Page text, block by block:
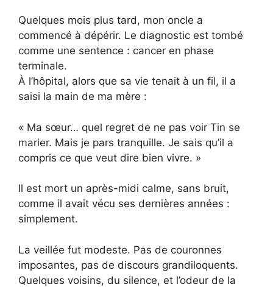
Quelques mois plus tard, mon oncle a
commencé à dépérir. Le diagnostic est tombé
comme une sentence : cancer en phase
terminale.
À l’hôpital, alors que sa vie tenait à un fil, il a
saisi la main de ma mère :
« Ma sœur… quel regret de ne pas voir Tin se
marier. Mais je pars tranquille. Je sais qu’il a
compris ce que veut dire bien vivre. »
Il est mort un après-midi calme, sans bruit,
comme il avait vécu ses dernières années :
simplement.
La veillée fut modeste. Pas de couronnes
imposantes, pas de discours grandiloquents.
Quelques voisins, du silence, et l’odeur de la